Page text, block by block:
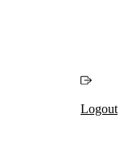
Logout